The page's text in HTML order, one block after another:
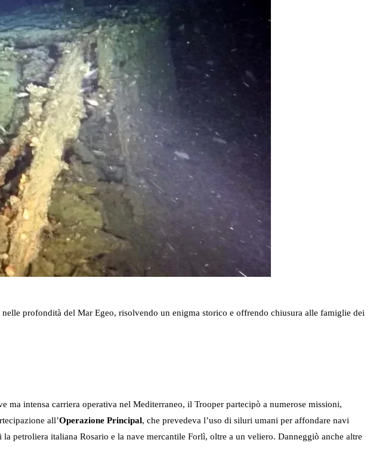
profondità del Mar Egeo, risolvendo un enigma storico e offrendo chiusura alle famiglie dei
intensa carriera operativa nel Mediterraneo, il Trooper partecipò a numerose missioni,
all’Operazione Principal, che prevedeva l’uso di siluri umani per affondare navi
petroliera italiana Rosario e la nave mercantile Forlì, oltre a un veliero. Danneggiò anche altre